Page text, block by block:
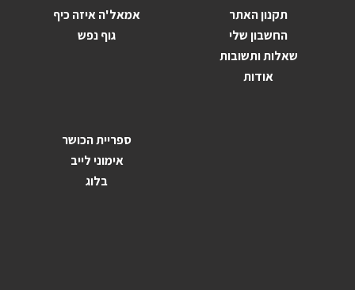
תקנון האתר
החשבון שלי
שאלות ותשובות
אודות
אמאל'ה איזה כיף
גוף נפש
ספריית הכושר
אימוני לייב
בלוג